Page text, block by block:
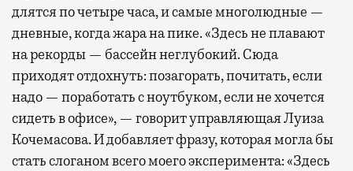
длятся по четыре часа, и самые многолюдные —
дневные, когда жара на пике. «Здесь не плавают
на рекорды — бассейн неглубокий. Сюда
приходят отдохнуть: позагорать, почитать, если
надо — поработать с ноутбуком, если не хочется
сидеть в офисе», — говорит управляющая Луиза
Кочемасова. И добавляет фразу, которая могла бы
стать слоганом всего моего эксперимента: «Здесь